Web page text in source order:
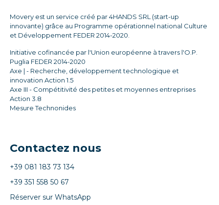
Movery est un service créé par 4HANDS SRL (start-up
innovante) grâce au Programme opérationnel national Culture
et Développement FEDER 2014-2020.
Initiative cofinancée par l'Union européenne à travers l'O.P.
Puglia FEDER 2014-2020
Axe | - Recherche, développement technologique et
innovation Action 1.5
Axe III - Compétitivité des petites et moyennes entreprises
Action 3.8
Mesure Technonides
Contactez nous
+39 081 183 73 134
+39 351 558 50 67
Réserver sur WhatsApp